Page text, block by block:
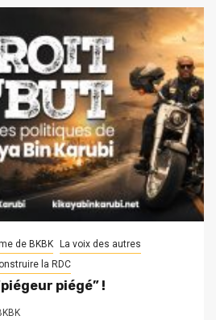
de BKBK
La voix des autres
la RDC
piégé” !